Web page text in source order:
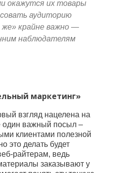
окажутся их товары
аудиторию
же» крайне важно —
наблюдателям
маркетинг»
взгляд нацелена на
один важный посыл –
клиентами полезной
это делать будет
райтерам, ведь
заказывают у